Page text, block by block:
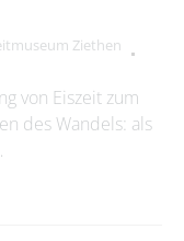
Ziethen
von Eiszeit zum
des Wandels: als